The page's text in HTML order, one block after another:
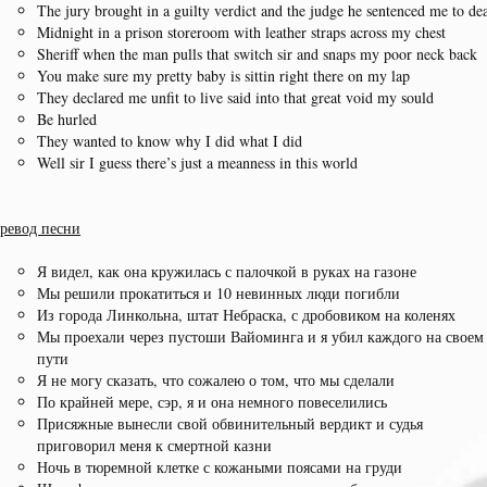
The jury brought in a guilty verdict and the judge he sentenced me to
Midnight in a prison storeroom with leather straps across my chest
Sheriff when the man pulls that switch sir and snaps my poor neck back
You make sure my pretty baby is sittin right there on my lap
They declared me unfit to live said into that great void my sould
Be hurled
They wanted to know why I did what I did
Well sir I guess there’s just a meanness in this world
песни
Я видел, как она кружилась с палочкой в руках на газоне
Мы решили прокатиться и 10 невинных люди погибли
Из города Линкольна, штат Небраска, с дробовиком на коленях
Мы проехали через пустоши Вайоминга и я убил каждого на своем
пути
Я не могу сказать, что сожалею о том, что мы сделали
По крайней мере, сэр, я и она немного повеселились
Присяжные вынесли свой обвинительный вердикт и судья
приговорил меня к смертной казни
Ночь в тюремной клетке с кожаными поясами на груди